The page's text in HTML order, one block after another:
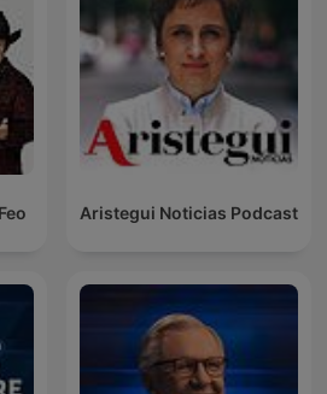
Aristegui Noticias Podcast